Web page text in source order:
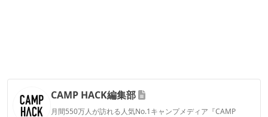
CAMP HACK編集部
月間550万人が訪れる人気No.1キャンプメディア『CAMP